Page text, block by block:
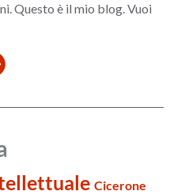
Questo è il mio blog. Vuoi
Cicerone